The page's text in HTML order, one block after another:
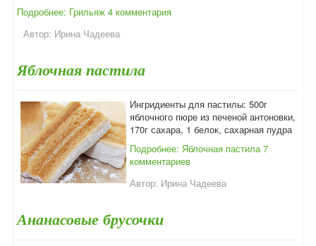
Подробнее: Грильяж 4 комментария
Автор: Ирина Чадеева
Яблочная пастила
Ингридиенты для пастилы: 500г
яблочного пюре из печеной антоновки,
170г сахара, 1 белок, сахарная пудра
Подробнее: Яблочная пастила 7
комментариев
Автор: Ирина Чадеева
Ананасовые брусочки